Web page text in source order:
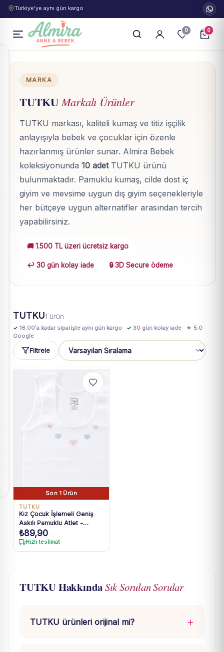
Türkiye'ye aynı gün kargo
0 0
MARKA
TUTKUMarkalı Ürünler
TUTKU markası, kaliteli kumaş ve titiz işçilik
anlayışıyla bebek ve çocuklar için özenle
hazırlanmış ürünler sunar. Almira Bebek
koleksiyonunda 10 adetTUTKU ürünü
bulunmaktadır. Pamuklu kumaş, cilde dost iç
giyim ve mevsime uygun dış giyim seçenekleriyle
her bütçeye uygun alternatifler arasından tercih
yapabilirsiniz.
🚚 1.500 TL üzeri ücretsiz kargo
↩️ 30 gün kolay iade 🔒 3D Secure ödeme
TUTKU1 ürün
✓ 16.00'a kadar siparişte aynı gün kargo · ✓ 30 gün kolay iade · ★ 5.0
Google
Filtrele
Sıralama
Son 1 Ürün
TUTKU
Kız Çocuk İşlemeli Geniş
Askılı Pamuklu Atlet -
Pembe, Mavi, Beyaz Renk
Seçenekleri
₺89,90
Hızlı teslimat
TUTKU HakkındaSık Sorulan Sorular
TUTKU ürünleri orijinal mi?